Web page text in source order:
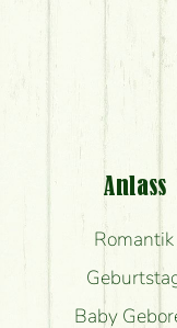
Anlass
Romantik
Baby